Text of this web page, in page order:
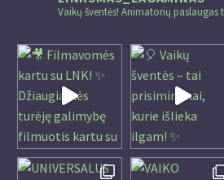
Vaikų šventės! Animatorių paslaugas